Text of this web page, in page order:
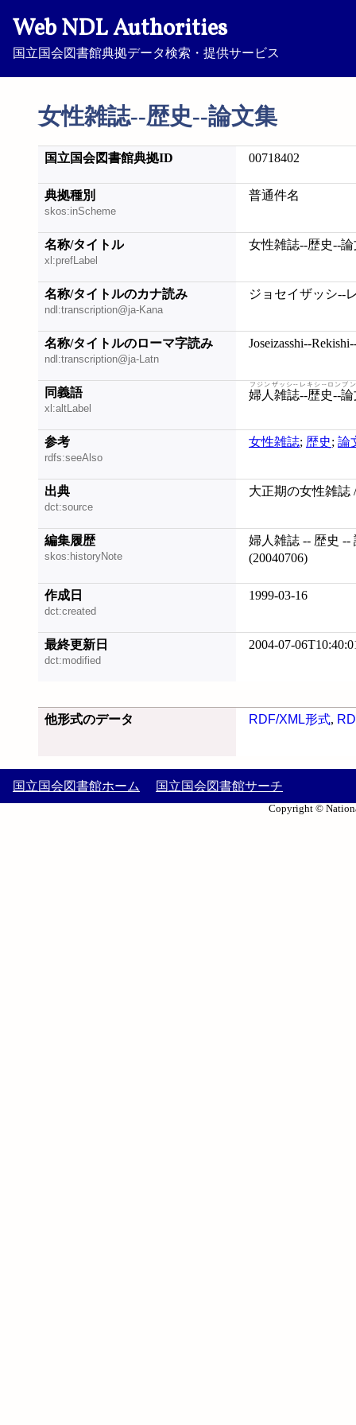
Web NDL Authorities
国立国会図書館典拠データ検索・提供サービス
女性雑誌--歴史--論文集
国立国会図書館典拠ID 00718402
典拠種別
skos:inScheme
普通件名
名称/タイトル
xl:prefLabel
女性雑誌--歴史--
名称/タイトルのカナ読み
ndl:transcription@ja-Kana
ジョセイザッシ--
名称/タイトルのローマ字読み
ndl:transcription@ja-Latn
Joseizasshi--
同義語
xl:altLabel
婦人雑誌--歴史--
フジンザッシ--レキシ--ロンブ
参考
rdfs:seeAlso
女性雑誌; 歴史; 論
出典
dct:source
大正期の女性雑誌
編集履歴
skos:historyNote
婦人雑誌 -- 歴史
(20040706)
作成日
dct:created
1999-03-16
最終更新日
dct:modified
2004-07-
他形式のデータ RDF/XML形式,
国立国会図書館ホーム 国立国会図書館サーチ
Copyright ©